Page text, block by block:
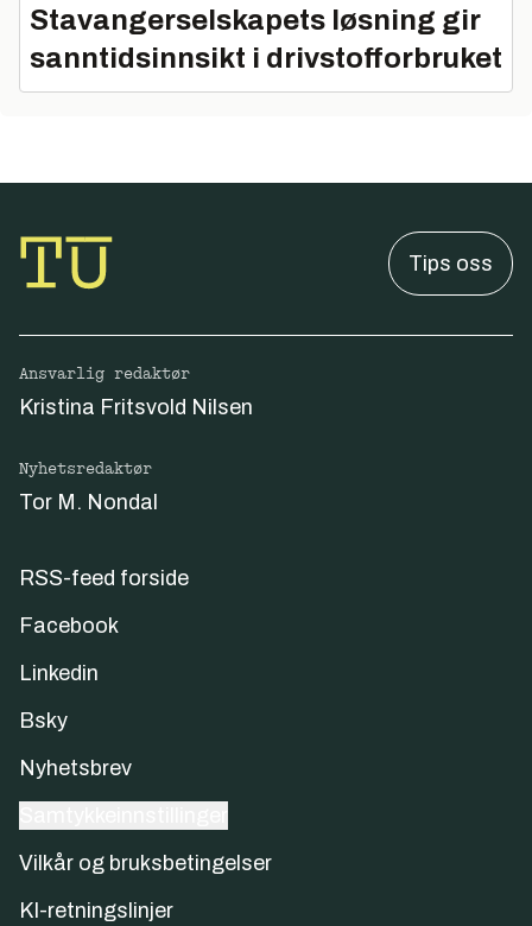
Stavangerselskapets løsning gir
sanntidsinnsikt i drivstofforbruket
Tips oss
Ansvarlig redaktør
Kristina Fritsvold Nilsen
Nyhetsredaktør
Tor M. Nondal
RSS-feed forside
Facebook
Linkedin
Bsky
Nyhetsbrev
Vilkår og bruksbetingelser
KI-retningslinjer